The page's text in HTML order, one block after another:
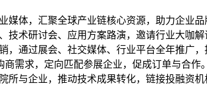
媒体，汇聚全球产业链核心资源，助力企业品
技术研讨会、应用方案路演，邀请行业大咖
，通过展会、社交媒体、行业平台全年推广，
需求，定向匹配参展企业，促成订单与合作。
所与企业，推动技术成果转化，链接投融资机